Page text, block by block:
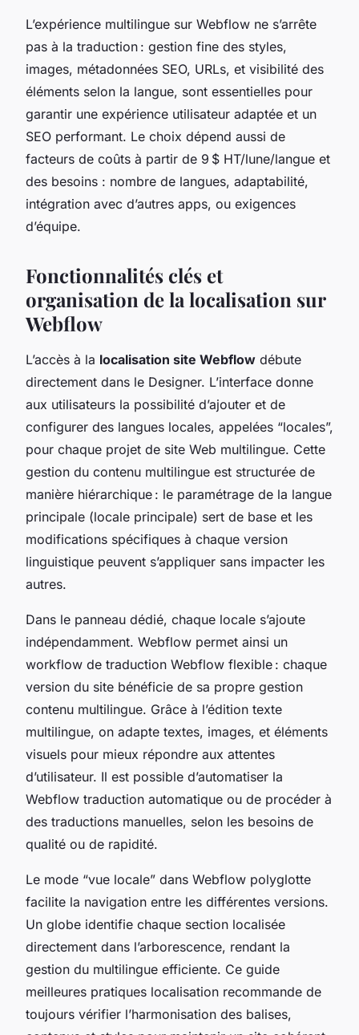
L’expérience multilingue sur Webflow ne s’arrête
pas à la traduction : gestion fine des styles,
images, métadonnées SEO, URLs, et visibilité des
éléments selon la langue, sont essentielles pour
garantir une expérience utilisateur adaptée et un
SEO performant. Le choix dépend aussi de
facteurs de coûts à partir de 9 $ HT/lune/langue et
des besoins : nombre de langues, adaptabilité,
intégration avec d’autres apps, ou exigences
d’équipe.
Fonctionnalités clés et
organisation de la localisation sur
Webflow
L’accès à la localisation site Webflow débute
directement dans le Designer. L’interface donne
aux utilisateurs la possibilité d’ajouter et de
configurer des langues locales, appelées “locales”,
pour chaque projet de site Web multilingue. Cette
gestion du contenu multilingue est structurée de
manière hiérarchique : le paramétrage de la langue
principale (locale principale) sert de base et les
modifications spécifiques à chaque version
linguistique peuvent s’appliquer sans impacter les
autres.
Dans le panneau dédié, chaque locale s’ajoute
indépendamment. Webflow permet ainsi un
workflow de traduction Webflow flexible : chaque
version du site bénéficie de sa propre gestion
contenu multilingue. Grâce à l’édition texte
multilingue, on adapte textes, images, et éléments
visuels pour mieux répondre aux attentes
d’utilisateur. Il est possible d’automatiser la
Webflow traduction automatique ou de procéder à
des traductions manuelles, selon les besoins de
qualité ou de rapidité.
Le mode “vue locale” dans Webflow polyglotte
facilite la navigation entre les différentes versions.
Un globe identifie chaque section localisée
directement dans l’arborescence, rendant la
gestion du multilingue efficiente. Ce guide
meilleures pratiques localisation recommande de
toujours vérifier l’harmonisation des balises,